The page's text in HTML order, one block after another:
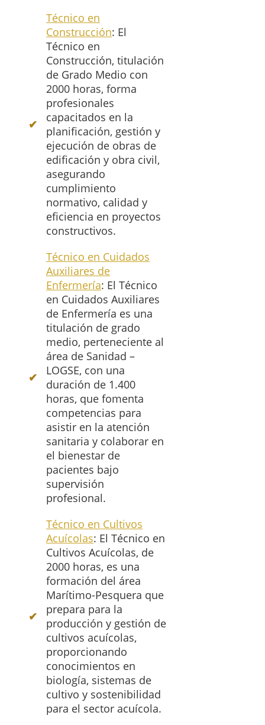
Técnico en
Construcción: El
Técnico en
Construcción, titulación
de Grado Medio con
2000 horas, forma
profesionales
capacitados en la
planificación, gestión y
ejecución de obras de
edificación y obra civil,
asegurando
cumplimiento
normativo, calidad y
eficiencia en proyectos
constructivos.
Técnico en Cuidados
Auxiliares de
Enfermería: El Técnico
en Cuidados Auxiliares
de Enfermería es una
titulación de grado
medio, perteneciente al
área de Sanidad –
LOGSE, con una
duración de 1.400
horas, que fomenta
competencias para
asistir en la atención
sanitaria y colaborar en
el bienestar de
pacientes bajo
supervisión
profesional.
Técnico en Cultivos
Acuícolas: El Técnico en
Cultivos Acuícolas, de
2000 horas, es una
formación del área
Marítimo-Pesquera que
prepara para la
producción y gestión de
cultivos acuícolas,
proporcionando
conocimientos en
biología, sistemas de
cultivo y sostenibilidad
para el sector acuícola.